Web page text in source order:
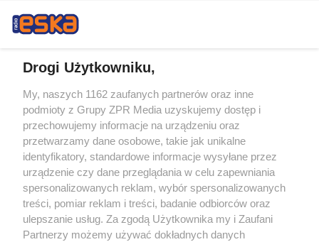
Żaden utwór zamieszczony w serwisie nie może być powielany i
rozpowszechniany lub dalej rozpowszechniany w jakikolwiek sposób (w
tym także elektroniczny lub mechaniczny) na jakimkolwiek polu
eksploatacji w jakiejkolwiek formie, włącznie z umieszczaniem w Internecie
bez pisemnej zgody właściciela praw. Jakiekolwiek użycie lub
wykorzystanie utworów w całości lub w części z naruszeniem prawa, tzn.
bez właściwej zgody, jest zabronione pod groźbą kary i może być ścigane
prawnie.
Drogi Użytkowniku,
My, naszych 1162 zaufanych partnerów oraz inne
podmioty z Grupy ZPR Media uzyskujemy dostęp i
przechowujemy informacje na urządzeniu oraz
przetwarzamy dane osobowe, takie jak unikalne
identyfikatory, standardowe informacje wysyłane przez
urządzenie czy dane przeglądania w celu zapewniania
spersonalizowanych reklam, wybór spersonalizowanych
treści, pomiar reklam i treści, badanie odbiorców oraz
ulepszanie usług. Za zgodą Użytkownika my i Zaufani
Partnerzy możemy używać dokładnych danych